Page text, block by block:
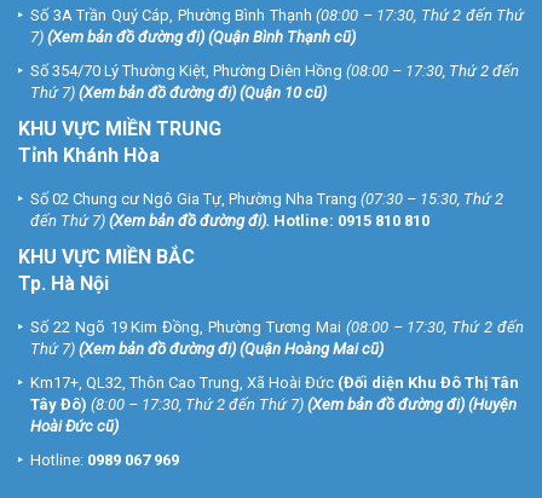
Số 3A Trần Quý Cáp, Phường Bình Thạnh (08:00 – 17:30, Thứ 2 đến Thứ
7) (Xem bản đồ đường đi) (Quận Bình Thạnh cũ)
Số 354/70 Lý Thường Kiệt, Phường Diên Hồng (08:00 – 17:30, Thứ 2 đến
Thứ 7) (Xem bản đồ đường đi) (Quận 10 cũ)
KHU VỰC MIỀN TRUNG
Tỉnh Khánh Hòa
Số 02 Chung cư Ngô Gia Tự, Phường Nha Trang (07:30 – 15:30, Thứ 2
đến Thứ 7) (Xem bản đồ đường đi). Hotline: 0915 810 810
KHU VỰC MIỀN BẮC
Tp. Hà Nội
Số 22 Ngõ 19 Kim Đồng, Phường Tương Mai (08:00 – 17:30, Thứ 2 đến
Thứ 7) (Xem bản đồ đường đi) (Quận Hoàng Mai cũ)
Km17+, QL32, Thôn Cao Trung, Xã Hoài Đức (Đối diện Khu Đô Thị Tân
Tây Đô) (8:00 – 17:30, Thứ 2 đến Thứ 7) (Xem bản đồ đường đi) (Huyện
Hoài Đức cũ)
Hotline: 0989 067 969